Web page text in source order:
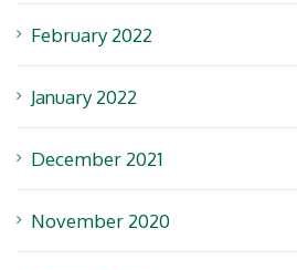
February 2022
January 2022
December 2021
November 2020